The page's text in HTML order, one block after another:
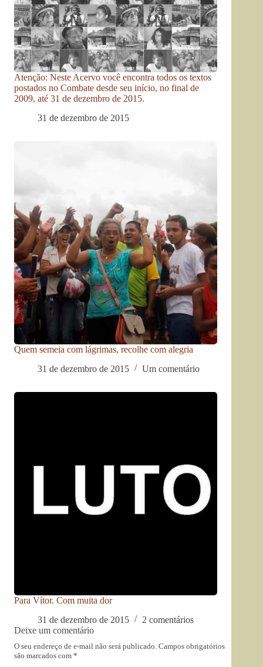
Atenção: Neste Acervo você encontra todos os textos
postados no Combate desde seu início, no final de
2009, até 31 de dezembro de 2015.
31 de dezembro de 2015
Quem semeia com lágrimas, recolhe com alegria
31 de dezembro de 2015
Um comentário
Para Vítor. Com muita dor
31 de dezembro de 2015
2 comentários
Deixe um comentário
O seu endereço de e-mail não será publicado. Campos obrigatórios
são marcados com *